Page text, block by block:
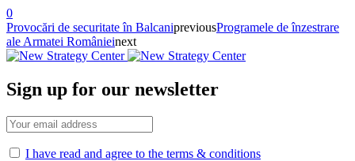
0
Provocări de securitate în BalcanipreviousProgramele de înzestrare
ale Armatei Românieinext
Sign up for our newsletter
I have read and agree to the terms & conditions